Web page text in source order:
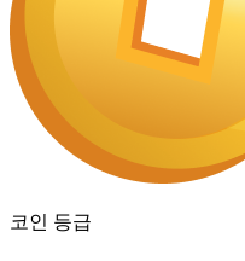
코인 등급